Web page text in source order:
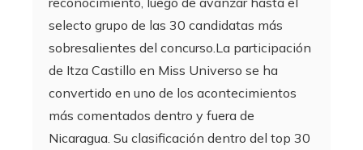
selecto grupo de las 30 candidatas más
sobresalientes del concurso.La participación
de Itza Castillo en Miss Universo se ha
convertido en uno de los acontecimientos
más comentados dentro y fuera de
Nicaragua. Su clasificación dentro del top 30